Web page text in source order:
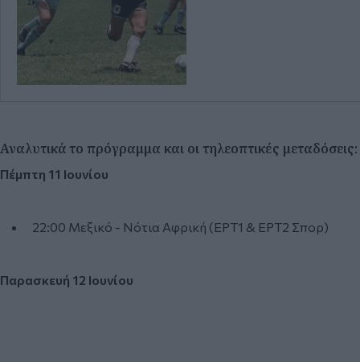
Αναλυτικά το πρόγραμμα και οι τηλεοπτικές μεταδόσεις:
Πέμπτη 11 Ιουνίου
22:00 Μεξικό - Νότια Αφρική (ΕΡΤ1 & ΕΡΤ2 Σπορ)
Παρασκευή 12 Ιουνίου